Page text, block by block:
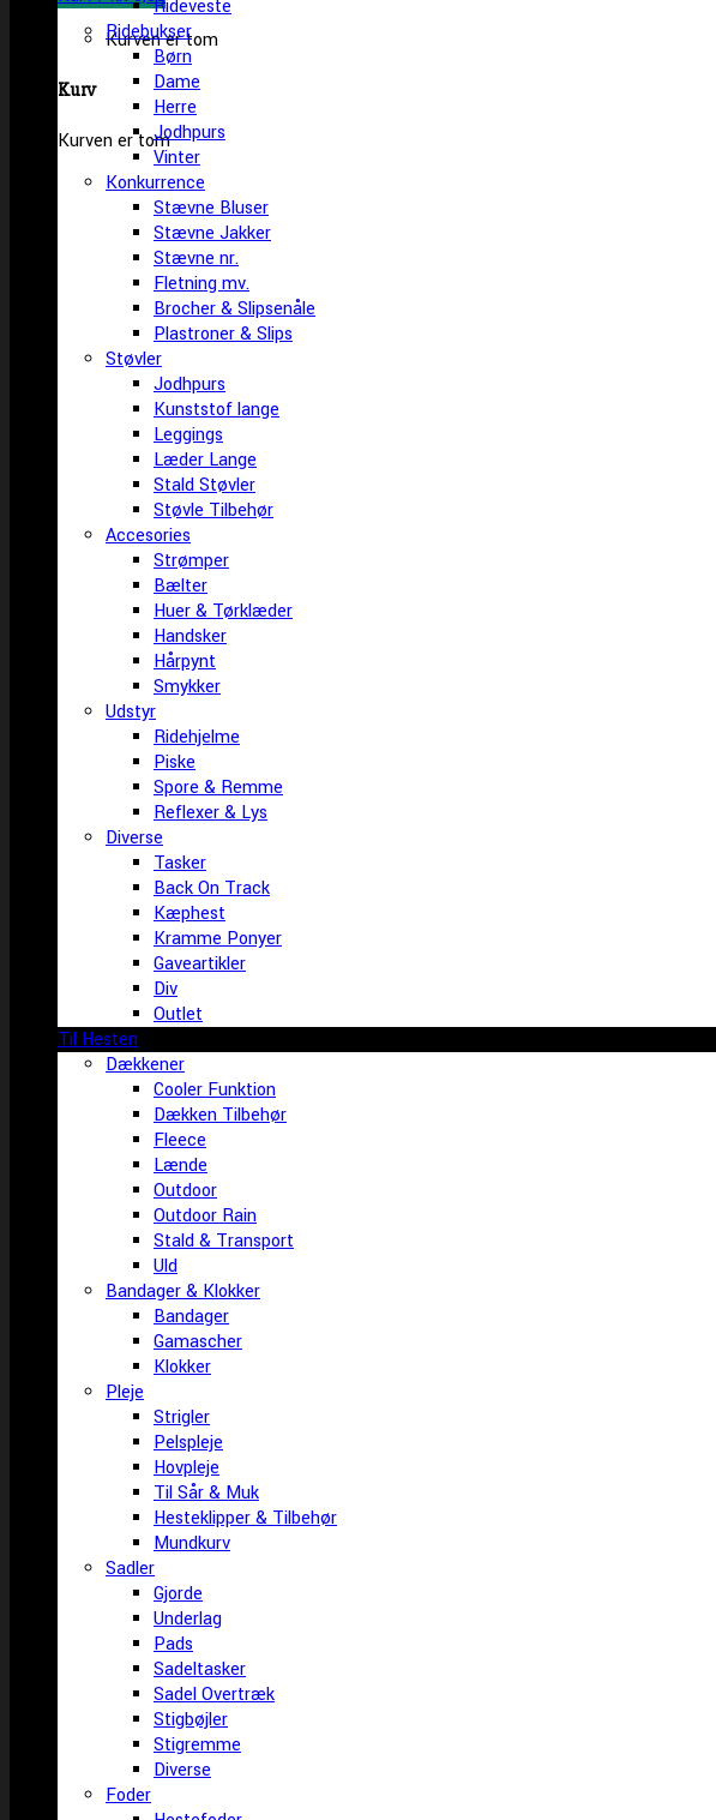
Kurven er tom
Kurv
Kurven er tom
Rideveste
Ridebukser
Børn
Dame
Herre
Jodhpurs
Vinter
Konkurrence
Stævne Bluser
Stævne Jakker
Stævne nr.
Fletning mv.
Brocher & Slipsenåle
Plastroner & Slips
Støvler
Jodhpurs
Kunststof lange
Leggings
Læder Lange
Stald Støvler
Støvle Tilbehør
Accesories
Strømper
Bælter
Huer & Tørklæder
Handsker
Hårpynt
Smykker
Udstyr
Ridehjelme
Piske
Spore & Remme
Reflexer & Lys
Diverse
Tasker
Back On Track
Kæphest
Kramme Ponyer
Gaveartikler
Div
Outlet
Til Hesten
Dækkener
Cooler Funktion
Dækken Tilbehør
Fleece
Lænde
Outdoor
Outdoor Rain
Stald & Transport
Uld
Bandager & Klokker
Bandager
Gamascher
Klokker
Pleje
Strigler
Pelspleje
Hovpleje
Til Sår & Muk
Hesteklipper & Tilbehør
Mundkurv
Sadler
Gjorde
Underlag
Pads
Sadeltasker
Sadel Overtræk
Stigbøjler
Stigremme
Diverse
Foder